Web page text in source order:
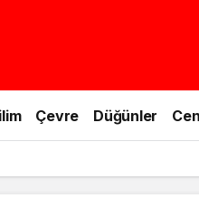
Çevre Düğünler